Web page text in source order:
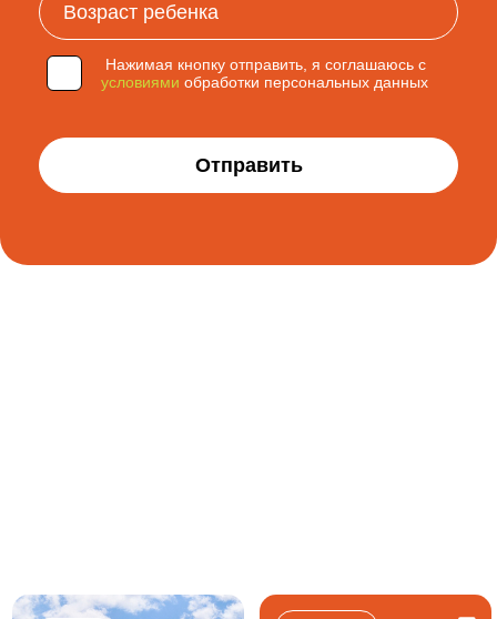
Нажимая кнопку отправить, я соглашаюсь с
условиями обработки персональных данных